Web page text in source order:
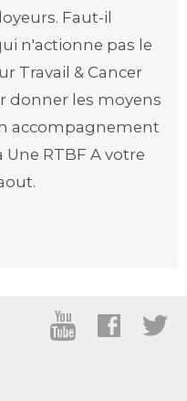
Faut-il
n'actionne pas le
Travail & Cancer
donner les moyens
accompagnement
RTBF A votre